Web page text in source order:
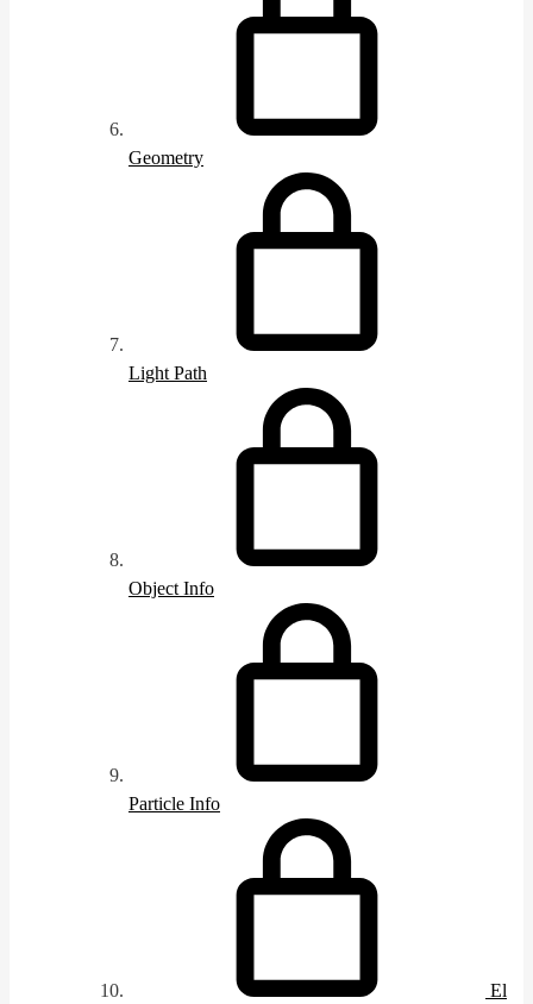
Geometry
Light Path
Object Info
Particle Info
El